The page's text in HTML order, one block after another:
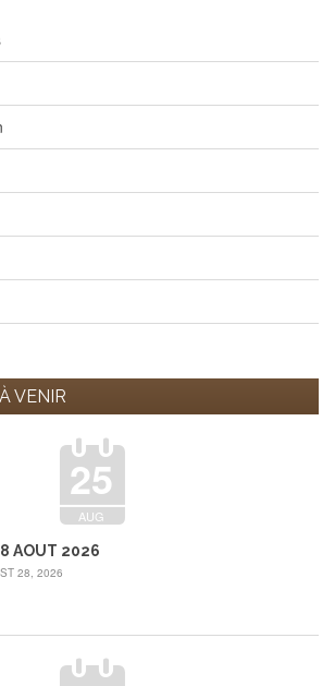
VENIR
25
AUG
AOUT 2026
28, 2026